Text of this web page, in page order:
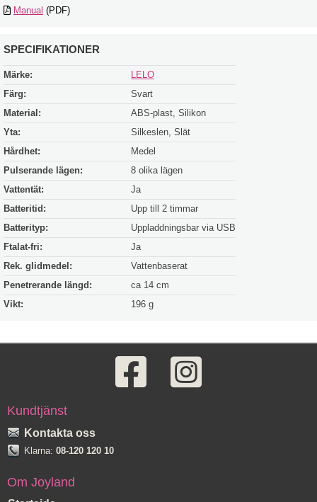
Manual (PDF)
SPECIFIKATIONER
Märke:
LELO
Färg:
Svart
Material:
ABS-plast, Silikon
Yta:
Silkeslen, Slät
Hårdhet:
Medel
Pulserande lägen:
8 olika lägen
Vattentät:
Ja
Batteritid:
Upp till 2 timmar
Batterityp:
Uppladdningsbar via USB
Ftalat-fri:
Ja
Rek. glidmedel:
Vattenbaserat
Penetrerande längd:
ca 14 cm
Vikt:
196 g
Kundtjänst
Kontakta oss
Klarna: 08-120 120 10
Om Joyland